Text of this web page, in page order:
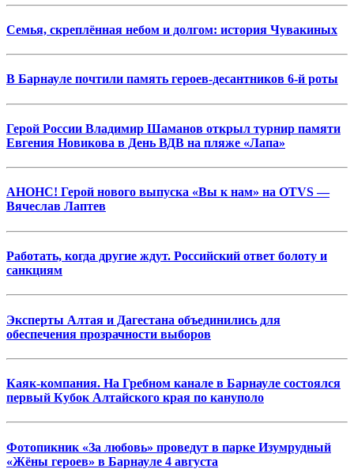
Семья, скреплённая небом и долгом: история Чувакиных
В Барнауле почтили память героев-десантников 6-й роты
Герой России Владимир Шаманов открыл турнир памяти
Евгения Новикова в День ВДВ на пляже «Лапа»
АНОНС! Герой нового выпуска «Вы к нам» на OTVS —
Вячеслав Лаптев
Работать, когда другие ждут. Российский ответ болоту и
санкциям
Эксперты Алтая и Дагестана объединились для
обеспечения прозрачности выборов
Каяк-компания. На Гребном канале в Барнауле состоялся
первый Кубок Алтайского края по кануполо
Фотопикник «За любовь» проведут в парке Изумрудный
«Жёны героев» в Барнауле 4 августа